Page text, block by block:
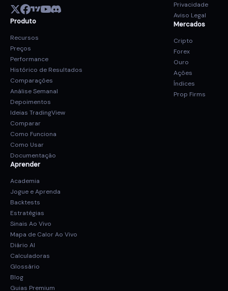
Produto
Recursos
Preços
Performance
Histórico de Resultados
Comparações
Análise Semanal
Depoimentos
Ideias TradingView
Comparar
Como Funciona
Como Usar
Documentação
Aprender
Academia
Jogue e Aprenda
Backtests
Estratégias
Sinais Ao Vivo
Mapa de Calor Ao Vivo
Diário AI
Calculadoras
Glossário
Blog
Guias Premium
Privacidade
Aviso Legal
Mercados
Cripto
Forex
Ouro
Ações
Índices
Prop Firms